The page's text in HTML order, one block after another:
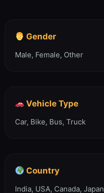
Gender
Male, Female, Other
Vehicle Type
Car, Bike, Bus, Truck
Country
India, USA, Canada, Japan